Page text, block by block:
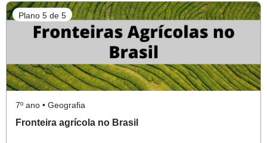
Plano 5 de 5
7º ano • Geografia
Fronteira agrícola no Brasil